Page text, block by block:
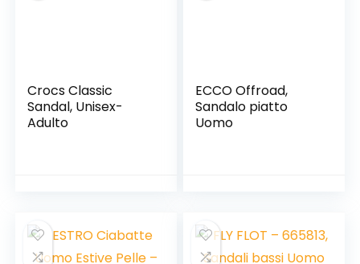
Crocs Classic
Sandal, Unisex-
Adulto
ECCO Offroad,
Sandalo piatto
Uomo